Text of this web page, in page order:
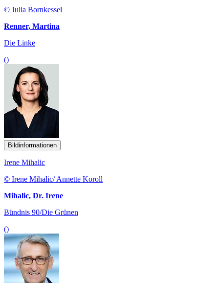
© Julia Bornkessel
Renner, Martina
Die Linke
()
Bildinformationen
Irene Mihalic
© Irene Mihalic/ Annette Koroll
Mihalic, Dr. Irene
Bündnis 90/Die Grünen
()